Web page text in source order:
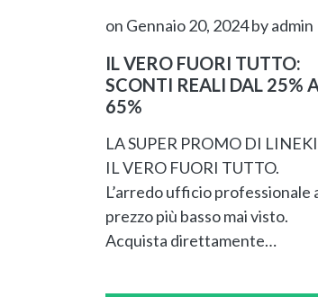
on Gennaio 20, 2024by admin
IL VERO FUORI TUTTO:
SCONTI REALI DAL 25%
65%
LA SUPER PROMO DI
IL VERO FUORI TUTTO.
L’arredo ufficio professionale
prezzo più basso mai visto.
Acquista direttamente…